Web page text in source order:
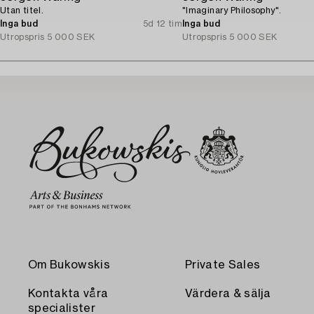
Utan titel.
Inga bud
5d 12 tim
Utropspris 5 000 SEK
"Imaginary Philosophy".
Inga bud
Utropspris 5 000 SEK
Om Bukowskis
Kontakta våra
specialister
Private Sales
Värdera & sälja